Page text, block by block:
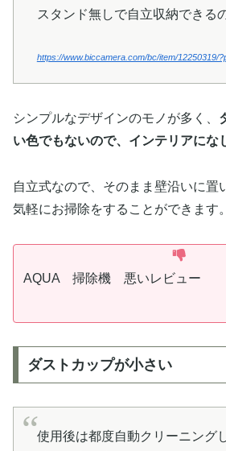
スタンド無しで自立収納できる
https://www.biccamera.com/bc/item/12250319/
シンプルなデザインのモノが多く、
い色でもないので、インテリアにな
自立式なので、そのまま壁沿いに置
気軽にお掃除をすることができます。
AQUA 掃除機 悪いレビュー
ダストカップが小さい
使用後は都度自動クリーニング